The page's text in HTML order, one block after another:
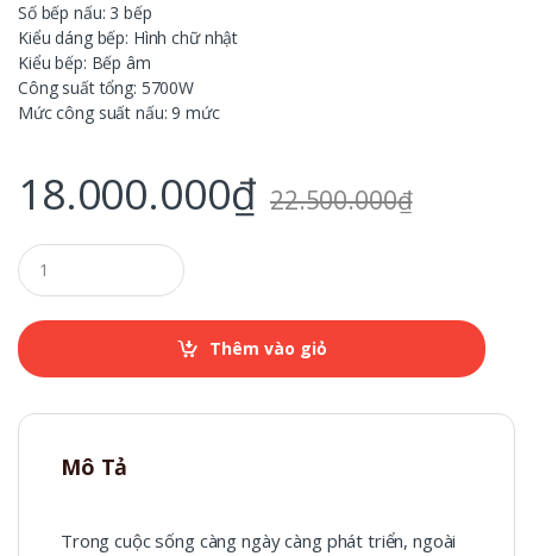
Số bếp nấu: 3 bếp
Kiểu dáng bếp: Hình chữ nhật
Kiểu bếp: Bếp âm
Công suất tổng: 5700W
Mức công suất nấu: 9 mức
18.000.000₫ 22.500.000₫
Q
u
a
t
i
Thêm vào giỏ
Mô Tả
Trong cuộc sống càng ngày càng phát triển, ngoài